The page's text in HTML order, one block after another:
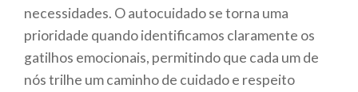
necessidades. O autocuidado se torna uma
prioridade quando identificamos claramente os
gatilhos emocionais, permitindo que cada um de
nós trilhe um caminho de cuidado e respeito